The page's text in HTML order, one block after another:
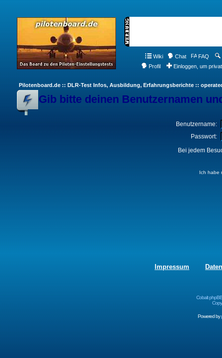
Wiki Chat FAQ
Profil
Einloggen, um
Pilotenboard.de :: DLR-Test Infos, Ausbildung, Erfahrungsberichte ::
Gib bitte deinen Benutzernamen
Benutzername:
Passwort:
Bei jedem
Ich habe
Impressum
Cobalt
Powered by